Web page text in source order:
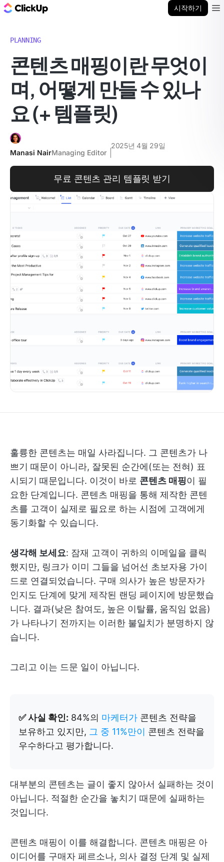
시작하기
PLANNING
콘텐츠 매핑이란 무엇이
며, 어떻게 만들 수 있나
요 (+ 템플릿)
Manasi NairManaging Editor
2025년 4월 29일
무료 콘텐츠 관리 템플릿 받기
훌륭한 콘텐츠는 매일 사라집니다. 그 콘텐츠가 나
쁘기 때문이 아니라, 잘못된 순간에(또는 전혀) 표
시되기 때문입니다. 이것이 바로 콘텐츠 매핑이 필
요한 단계입니다. 콘텐츠 매핑을 통해 제작한 콘텐
츠를 고객이 실제로 필요로 하는 시점에 고객에게
동기화할 수 있습니다.
생각해 보세요: 잠재 고객이 귀하의 이메일을 클릭
했지만, 링크가 이미 그들을 넘어선 초보자용 가이
드로 연결되었습니다. 구매 의사가 높은 방문자가
인지도 단계에 맞게 제작된 랜딩 페이지에 방문했습
니다. 결과(낮은 참여도, 높은 이탈률, 움직임 없음)
가 나타나기 전까지는 이러한 불일치가 분명하지 않
습니다.
그리고 이는 드문 일이 아닙니다.
✅ 사실 확인: 84%의 마케터가 콘텐츠 전략을
보유하고 있지만, 그 중 11%만이 콘텐츠 전략을
우수하다고 평가합니다.
대부분의 콘텐츠는 글이 좋지 않아서 실패하는 것이
아닙니다. 적절한 순간을 놓치기 때문에 실패하는
것입니다.
콘텐츠 매핑이 이를 해결합니다. 콘텐츠 매핑은 아
이디어를 구매자 페르소나, 의사 결정 단계 및 실제